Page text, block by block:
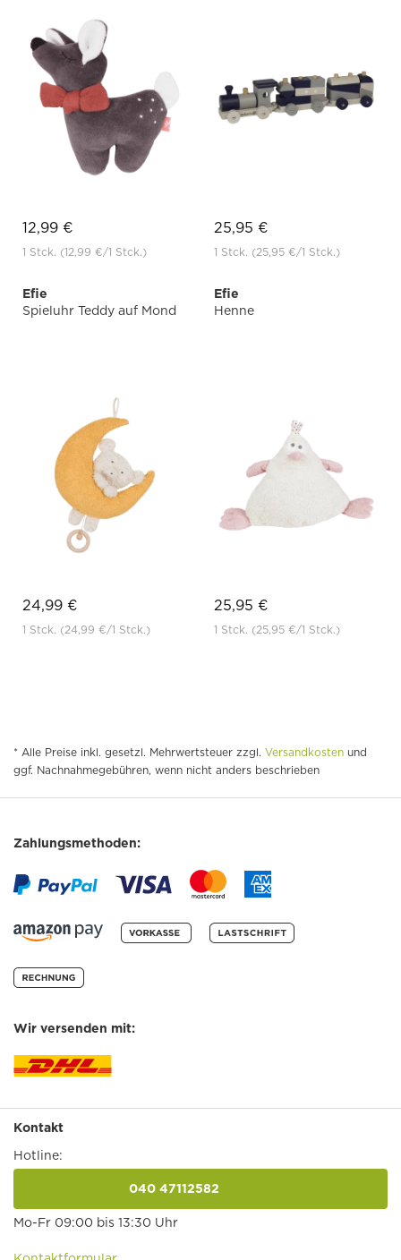
12,99 €
1 Stck. (12,99 €/1 Stck.)
25,95 €
1 Stck. (25,95 €/1 Stck.)
Efie
Spieluhr Teddy auf Mond
24,99 €
1 Stck. (24,99 €/1 Stck.)
Efie
Henne
25,95 €
1 Stck. (25,95 €/1 Stck.)
* Alle Preise inkl. gesetzl. Mehrwertsteuer zzgl. Versandkosten und
ggf. Nachnahmegebühren, wenn nicht anders beschrieben
Zahlungsmethoden:
Wir versenden mit:
Kontakt
Hotline:
040 47112582
Mo-Fr 09:00 bis 13:30 Uhr